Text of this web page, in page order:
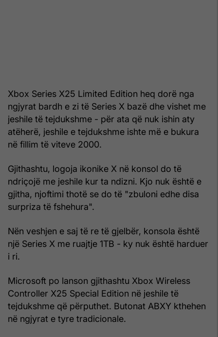
Xbox Series X25 Limited Edition heq dorë nga
ngjyrat bardh e zi të Series X bazë dhe vishet me
jeshile të tejdukshme - për ata që nuk ishin aty
atëherë, jeshile e tejdukshme ishte më e bukura
në fillim të viteve 2000.
Gjithashtu, logoja ikonike X në konsol do të
ndriçojë me jeshile kur ta ndizni. Kjo nuk është e
gjitha, njoftimi thotë se do të "zbuloni edhe disa
surpriza të fshehura".
Nën veshjen e saj të re të gjelbër, konsola është
një Series X me ruajtje 1TB - ky nuk është harduer
i ri.
Microsoft po lanson gjithashtu Xbox Wireless
Controller X25 Special Edition në jeshile të
tejdukshme që përputhet. Butonat ABXY kthehen
në ngjyrat e tyre tradicionale.